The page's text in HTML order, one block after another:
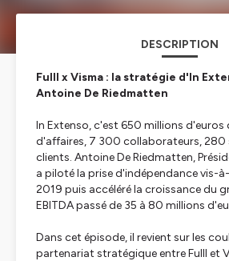
DESCRIPTION
Fulll x Visma : la stratégie d'In
Antoine De Riedmatten
In Extenso, c'est 650 millions d'euros
d'affaires, 7 300 collaborateurs,
clients. Antoine De Riedmatten,
a piloté la prise d'indépendance vis-
2019 puis accéléré la croissance du
EBITDA passé de 35 à 80 millions
Dans cet épisode, il revient sur les
partenariat stratégique entre Fulll et